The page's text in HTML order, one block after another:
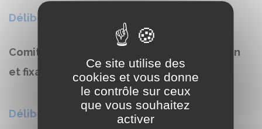
Délibération n°06_05062026_06
Comité Social Territorial local : composition
et fixation du nombre de représentants
Délibération n°06_05062026_07
Ce site utilise des
cookies et vous donne
le contrôle sur ceux
que vous souhaitez
activer